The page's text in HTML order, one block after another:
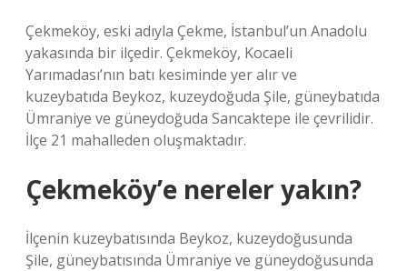
Çekmeköy, eski adıyla Çekme, İstanbul’un Anadolu
yakasında bir ilçedir. Çekmeköy, Kocaeli
Yarımadası’nın batı kesiminde yer alır ve
kuzeybatıda Beykoz, kuzeydoğuda Şile, güneybatıda
Ümraniye ve güneydoğuda Sancaktepe ile çevrilidir.
İlçe 21 mahalleden oluşmaktadır.
Çekmeköy’e nereler yakın?
İlçenin kuzeybatısında Beykoz, kuzeydoğusunda
Şile, güneybatısında Ümraniye ve güneydoğusunda